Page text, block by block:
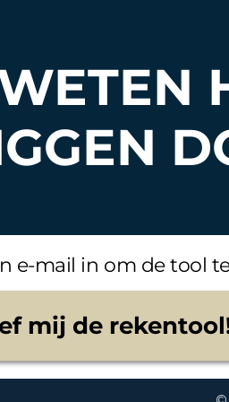
e-mail in om de tool
mij de